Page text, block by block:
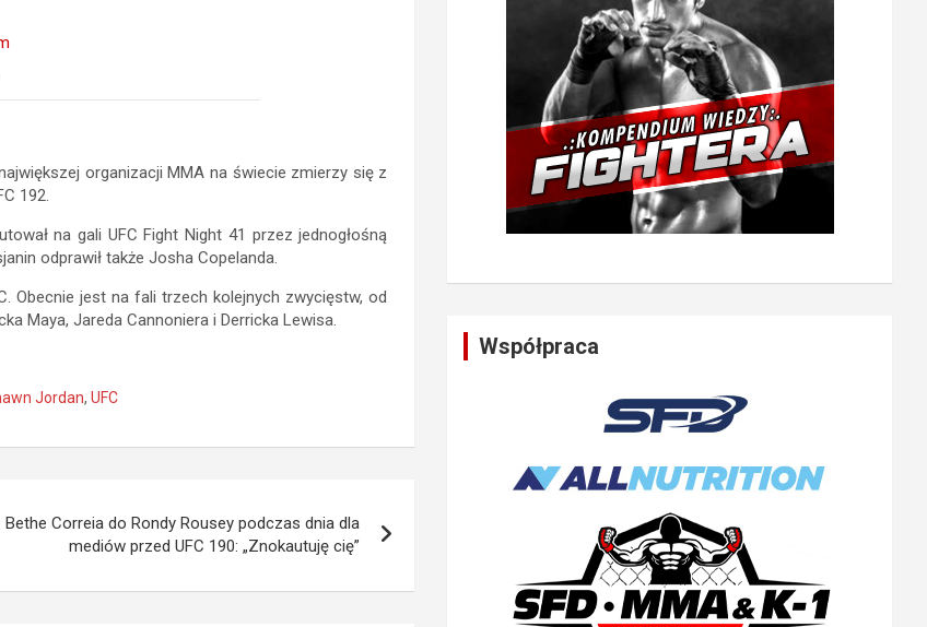
organizacji MMA na świecie zmierzy się z
192.
na gali UFC Fight Night 41 przez jednogłośną
odprawił także Josha Copelanda.
Obecnie jest na fali trzech kolejnych zwycięstw, od
Maya, Jareda Cannoniera i Derricka Lewisa.
Jordan, UFC
Bethe Correia do Rondy Rousey podczas dnia dla
mediów przed UFC 190: „Znokautuję cię”
Współpraca